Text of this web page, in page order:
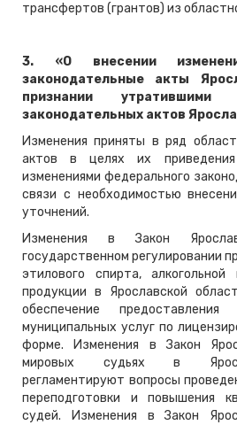
трансфертов (грантов) из
3. «О внесении
законодательные акты
признании
законодательных актов
Изменения приняты в ряд
актов в целях их
изменениями федерального
связи с необходимостью
уточнений.
Изменения в Закон
государственном регулировании
этилового спирта,
продукции в Ярославской
обеспечение
муниципальных услуг по
форме. Изменения в Закон
мировых судьях в
регламентируют вопросы
переподготовки и повышения
судей. Изменения в Закон